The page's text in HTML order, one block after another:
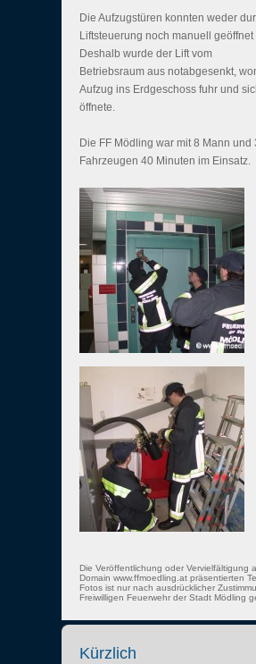
Die Aufzugstüren konnten weder
Liftsteuerung noch manuell
Deshalb wurde der Lift vom
Betriebsraum aus notabgesenkt,
Aufzug ins Erdgeschoss fuhr und
öffnete.
Die FF Mödling war mit 8 Mann und
Fahrzeugen 40 Minuten im Einsatz.
Die Veröffentlichung oder Vervielfältigung
Domain www.ffmoedling.at präsentierten
Fotos ist nur nach ausdrücklicher
Freiwilligen Feuerwehr der Stadt Mödling
Kürzlich